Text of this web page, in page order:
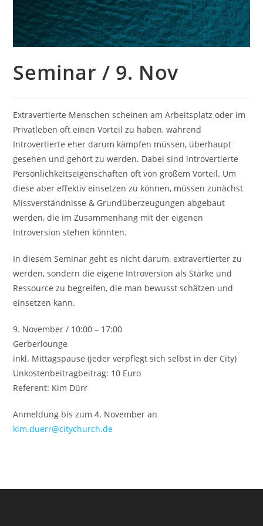
Seminar / 9. Nov
Extravertierte Menschen scheinen am Arbeitsplatz oder im
Privatleben oft einen Vorteil zu haben, während
Introvertierte eher darum kämpfen müssen, überhaupt
gesehen und gehört zu werden. Dabei sind introvertierte
Persönlichkeitseigenschaften oft von großem Vorteil. Um
diese aber effektiv einsetzen zu können, müssen zunächst
Missverständnisse & Grundüberzeugungen abgebaut
werden, die im Zusammenhang mit der eigenen
Introversion stehen könnten.
In diesem Seminar geht es nicht darum, extravertierter zu
werden, sondern die eigene Introversion als Stärke und
Ressource zu begreifen, die man bewusst schätzen und
einsetzen kann.
9. November / 10:00 – 17:00
Gerberlounge
inkl. Mittagspause (jeder verpflegt sich selbst in der City)
Unkostenbeitragbeitrag: 10 Euro
Referent: Kim Dürr
Anmeldung bis zum 4. November an
kim.duerr@citychurch.de